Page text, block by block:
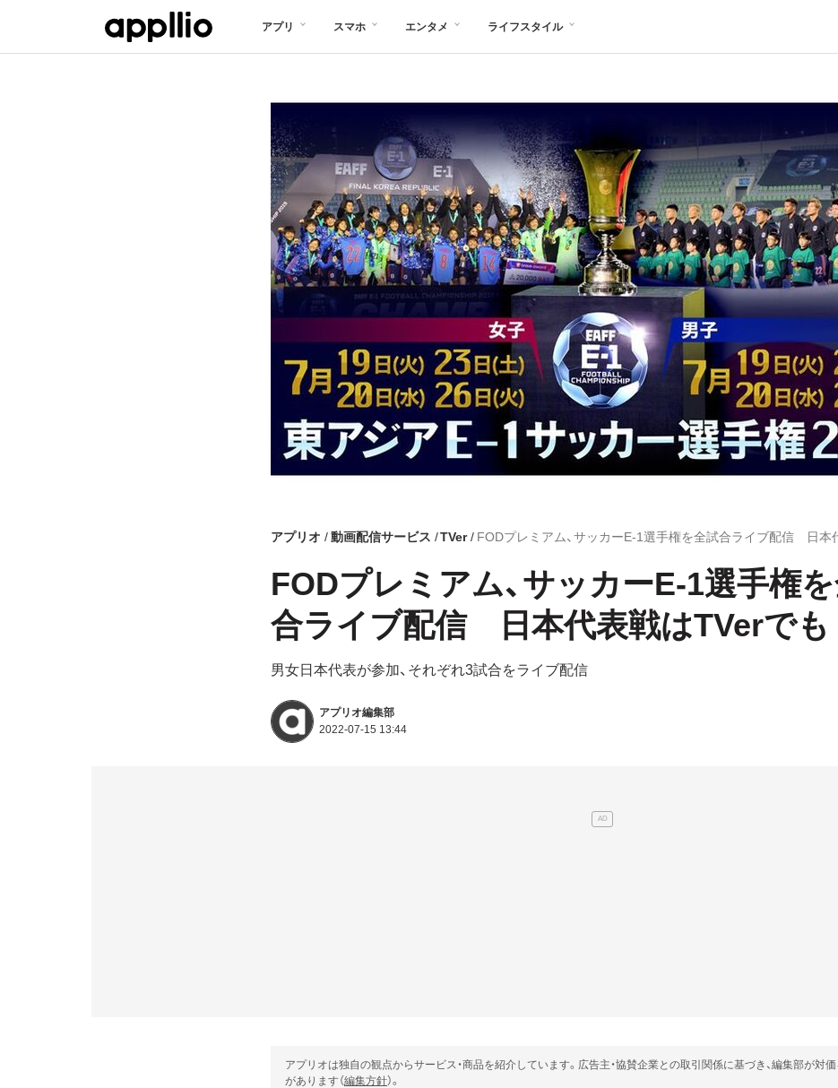
アプリ スマホ エンタメ ライフスタイル
アプリオ 動画配信サービス TVer
FODプレミアム、サッカーE-1選手権
合ライブ配信 日本代表戦はTVerでも
男女日本代表が参加、それぞれ3試合をライブ配信
アプリオ編集部
2022-07-15 13:44
アプリオは独自の観点からサービス・商品を紹介しています。広告主・協賛企業との取引関係に基づき、編集部が対
があります（編集方針）。